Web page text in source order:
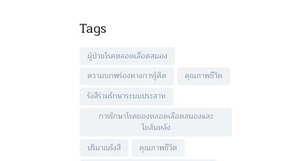
Tags
ผู้ป่วยโรคหลอดเลือดสมอง
ความบกพร่องทางการรู้คิด
คุณภาพชีวิต
รังสีร่วมรักษาระบบประสาท
การรักษาโรคของหลอดเลือดสมองและ
ไขสันหลัง
ปริมาณรังสี
คุณภาพชีวิต